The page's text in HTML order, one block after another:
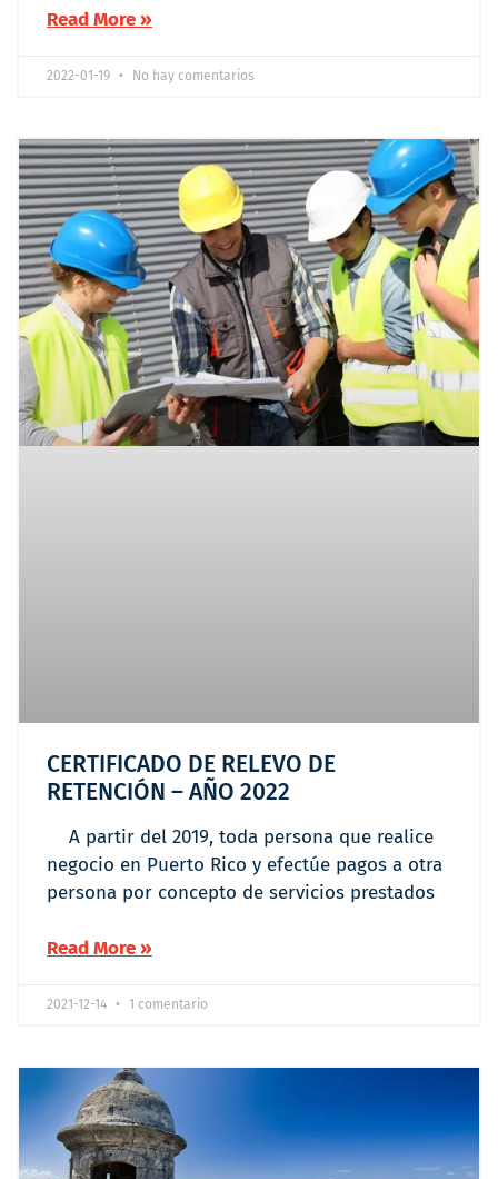
Read More »
2022-01-19 No hay comentarios
CERTIFICADO DE RELEVO DE
RETENCIÓN – AÑO 2022
A partir del 2019, toda persona que realice
negocio en Puerto Rico y efectúe pagos a otra
persona por concepto de servicios prestados
Read More »
2021-12-14 1 comentario